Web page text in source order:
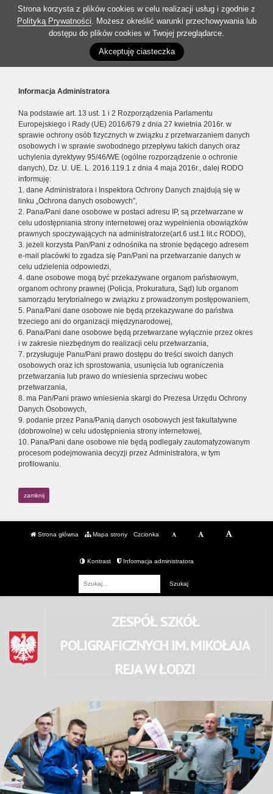
Strona korzysta z plików cookies w celu realizacji usług i zgodnie z
Polityką Prywatności. Możesz określić warunki przechowywania lub
dostępu do plików cookies w Twojej przeglądarce.
Akceptuję ciasteczka
Informacja Administratora
Na podstawie art. 13 ust. 1 i 2 Rozporządzenia Parlamentu
Europejskiego i Rady (UE) 2016/679 z dnia 27 kwietnia 2016r. w
sprawie ochrony osób fizycznych w związku z przetwarzaniem danych
osobowych i w sprawie swobodnego przepływu takich danych oraz
uchylenia dyrektywy 95/46/WE (ogólne rozporządzenie o ochronie
danych), Dz. U. UE. L. 2016.119.1 z dnia 4 maja 2016r., dalej RODO
informuję:
1. dane Administratora i Inspektora Ochrony Danych znajdują się w
linku „Ochrona danych osobowych”,
2. Pana/Pani dane osobowe w postaci adresu IP, są przetwarzane w
celu udostępniania strony internetowej oraz wypełnienia obowiązków
prawnych spoczywających na administratorze(art.6 ust.1 lit.c RODO),
3. jeżeli korzysta Pan/Pani z odnośnika na stronie będącego adresem
e-mail placówki to zgadza się Pan/Pani na przetwarzanie danych w
celu udzielenia odpowiedzi,
4. dane osobowe mogą być przekazywane organom państwowym,
organom ochrony prawnej (Policja, Prokuratura, Sąd) lub organom
samorządu terytorialnego w związku z prowadzonym postępowaniem,
5. Pana/Pani dane osobowe nie będą przekazywane do państwa
trzeciego ani do organizacji międzynarodowej,
6. Pana/Pani dane osobowe będą przetwarzane wyłącznie przez okres
i w zakresie niezbędnym do realizacji celu przetwarzania,
7. przysługuje Panu/Pani prawo dostępu do treści swoich danych
osobowych oraz ich sprostowania, usunięcia lub ograniczenia
przetwarzania lub prawo do wniesienia sprzeciwu wobec
przetwarzania,
8. ma Pan/Pani prawo wniesienia skargi do Prezesa Urzędu Ochrony
Danych Osobowych,
9. podanie przez Pana/Panią danych osobowych jest fakultatywne
(dobrowolne) w celu udostępnienia strony internetowej,
10. Pana/Pani dane osobowe nie będą podlegały zautomatyzowanym
procesom podejmowania decyzji przez Administratora, w tym
profilowaniu.
zamknij
Strona główna Mapa strony Czcionka
Kontrast Informacja administratora
ZESPÓŁ SZKÓŁ
POLIGRAFICZNYCHIM. MIKOŁAJA
REJAW ŁODZI